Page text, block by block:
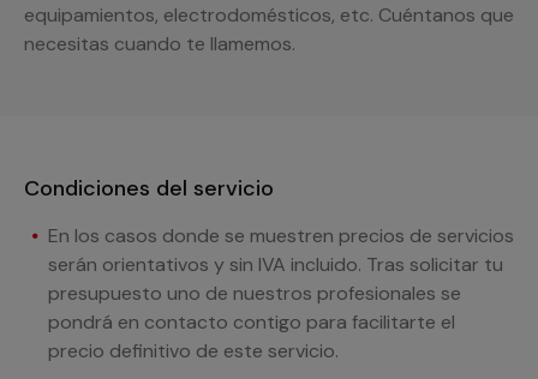
equipamientos, electrodomésticos, etc. Cuéntanos que
necesitas cuando te llamemos.
Condiciones del servicio
En los casos donde se muestren precios de servicios
serán orientativos y sin IVA incluido. Tras solicitar tu
presupuesto uno de nuestros profesionales se
pondrá en contacto contigo para facilitarte el
precio definitivo de este servicio.